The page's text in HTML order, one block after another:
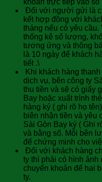
khoản trực tiếp vào số
Đối với người gửi là
kết hợp đồng với
tháng nếu có yêu
thống kê số lượng,
tương ứng và thông
là 10 ngày để khách
tiết .\
Khi khách hàng
dịch vụ, bên công ty
thu tiền và sẽ có giấy
Bay hoặc xuất trình
hàng ký ( ghi rõ họ
biên nhận tiền và yêu
Sài Gòn Bay ký ( Ghi
và bằng số. Mỗi bên
để chứng minh cho
Đối với khách hàng
ty thì phải có hình ảnh
chuyển khoản để hai
ty.